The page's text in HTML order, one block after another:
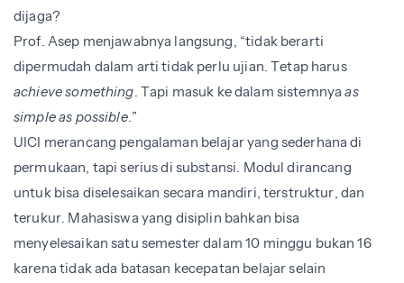
dijaga?
Prof. Asep menjawabnya langsung, “tidak berarti
dipermudah dalam arti tidak perlu ujian. Tetap harus
achieve something. Tapi masuk ke dalam sistemnyaas
simple as possible.”
UICI merancang pengalaman belajar yang sederhana di
permukaan, tapi serius di substansi. Modul dirancang
untuk bisa diselesaikan secara mandiri, terstruktur, dan
terukur. Mahasiswa yang disiplin bahkan bisa
menyelesaikan satu semester dalam 10 minggu bukan 16
karena tidak ada batasan kecepatan belajar selain